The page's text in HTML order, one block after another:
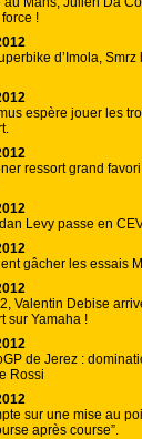
!
d’Imola,
espère jouer les
ressort grand
Levy passe en
gâcher les essais
Valentin Debise
sur Yamaha !
de Jerez :
Rossi
sur une mise au
après course”.